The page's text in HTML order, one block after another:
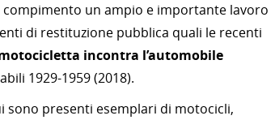
compimento un ampio e importante lavoro
di restituzione pubblica quali le recenti
incontra l’automobile
1929-1959 (2018).
sono presenti esemplari di motocicli,